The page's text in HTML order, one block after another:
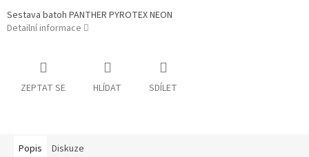
Sestava batoh PANTHER PYROTEX NEON
Detailní informace
ZEPTAT SE HLÍDAT SDÍLET
Popis Diskuze